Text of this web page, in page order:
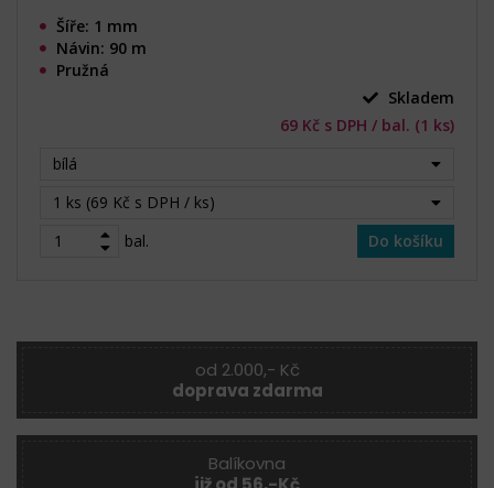
Šíře: 1 mm
Návin: 90 m
Pružná
Skladem
69 Kč s DPH / bal. (1 ks)
bílá
1 ks (69 Kč s DPH / ks)
bal.
Do košíku
od 2.000,- Kč
doprava zdarma
Balíkovna